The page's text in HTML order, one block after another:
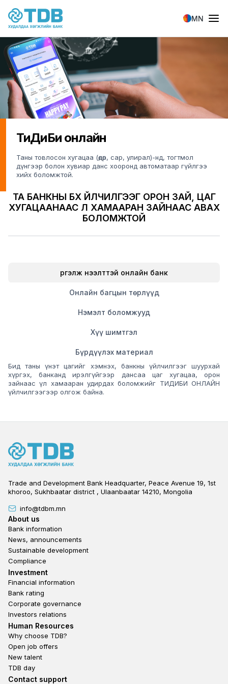
Skip to main content
MN
ТиДиБи онлайн
Таны товлосон хугацаа (өдөр, сар, улирал)-нд, тогтмол
дүнгээр болон хувиар данс хооронд автоматаар гүйлгээ
хийх боломжтой.
ТА БАНКНЫ БҮХ ҮЙЛЧИЛГЭЭГ ОРОН ЗАЙ, ЦАГ
ХУГАЦААНААС ҮЛ ХАМААРАН ЗАЙНААС АВАХ
БОЛОМЖТОЙ
Үргэлж нээлттэй онлайн банк
Онлайн багцын төрлүүд
Нэмэлт боломжууд
Хүү шимтгэл
Бүрдүүлэх материал
Бид таны үнэт цагийг хэмнэх, банкны үйлчилгээг шуурхай
хүргэх, банканд ирэлгүйгээр дансаа цаг хугацаа, орон
зайнаас үл хамааран удирдах боломжийг ТИДИБИ ОНЛАЙН
үйлчилгээгээр олгож байна.
Trade and Development Bank Headquarter, Peace Avenue 19, 1st
khoroo, Sukhbaatar district , Ulaanbaatar 14210, Mongolia
info@tdbm.mn
Footer
About us
Bank information
News, announcements
Sustainable development
Compliance
Footer third
Investment
Financial information
Bank rating
Corporate governance
Investors relations
Footer second
Human Resources
Why choose TDB?
Open job offers
New talent
TDB day
Footer fourth
Contact support